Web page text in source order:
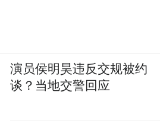
演员侯明昊违反交规被约
谈？当地交警回应